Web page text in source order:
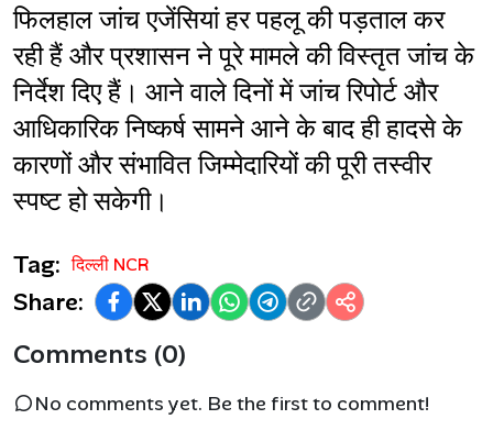
फिलहाल जांच एजेंसियां हर पहलू की पड़ताल कर
रही हैं और प्रशासन ने पूरे मामले की विस्तृत जांच के
निर्देश दिए हैं। आने वाले दिनों में जांच रिपोर्ट और
आधिकारिक निष्कर्ष सामने आने के बाद ही हादसे के
कारणों और संभावित जिम्मेदारियों की पूरी तस्वीर
स्पष्ट हो सकेगी।
Tag: दिल्ली NCR
Share:
Comments (0)
No comments yet. Be the first to comment!